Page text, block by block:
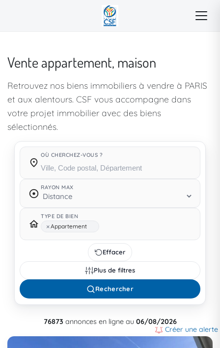
Vente appartement, maison
Retrouvez nos biens immobiliers à vendre à PARIS
et aux alentours. CSF vous accompagne dans
votre projet immobilier avec des biens
sélectionnés.
OÙ CHERCHEZ-VOUS ?
RAYON MAX
TYPE DE BIEN
×Appartement
Effacer
Plus de filtres
Rechercher
76873 annonces en ligne au 06/08/2026
Créer une alerte